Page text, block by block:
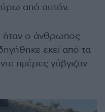
από αυτόν.
ήταν ο άνθρωπος
εκεί από τα
ημέρες γάβγιζαν